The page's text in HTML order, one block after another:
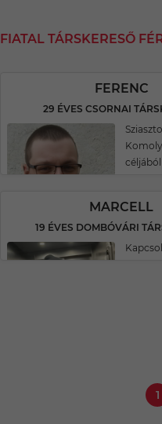
FIATAL TÁRSKERESŐ
FERENC
29 ÉVES CSORNAI
MARCELL
19 ÉVES DOMBÓVÁRI
1